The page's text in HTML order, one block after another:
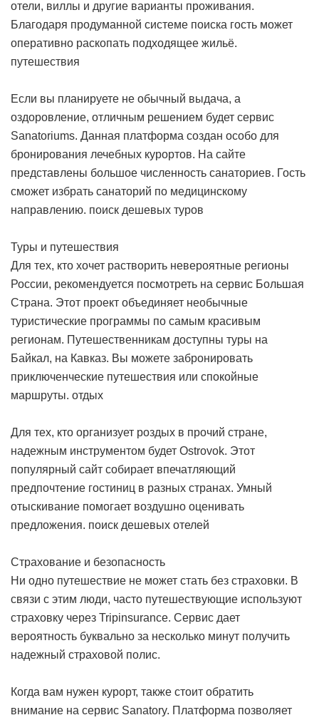
отели, виллы и другие варианты проживания.
Благодаря продуманной системе поиска гость может
оперативно раскопать подходящее жильё.
путешествия
Если вы планируете не обычный выдача, а
оздоровление, отличным решением будет сервис
Sanatoriums. Данная платформа создан особо для
бронирования лечебных курортов. На сайте
представлены большое численность санаториев. Гость
сможет избрать санаторий по медицинскому
направлению. поиск дешевых туров
Туры и путешествия
Для тех, кто хочет растворить невероятные регионы
России, рекомендуется посмотреть на сервис Большая
Страна. Этот проект объединяет необычные
туристические программы по самым красивым
регионам. Путешественникам доступны туры на
Байкал, на Кавказ. Вы можете забронировать
приключенческие путешествия или спокойные
маршруты. отдых
Для тех, кто организует роздых в прочий стране,
надежным инструментом будет Ostrovok. Этот
популярный сайт собирает впечатляющий
предпочтение гостиниц в разных странах. Умный
отыскивание помогает воздушно оценивать
предложения. поиск дешевых отелей
Страхование и безопасность
Ни одно путешествие не может стать без страховки. В
связи с этим люди, часто путешествующие используют
страховку через Tripinsurance. Сервис дает
вероятность буквально за несколько минут получить
надежный страховой полис.
Когда вам нужен курорт, также стоит обратить
внимание на сервис Sanatory. Платформа позволяет